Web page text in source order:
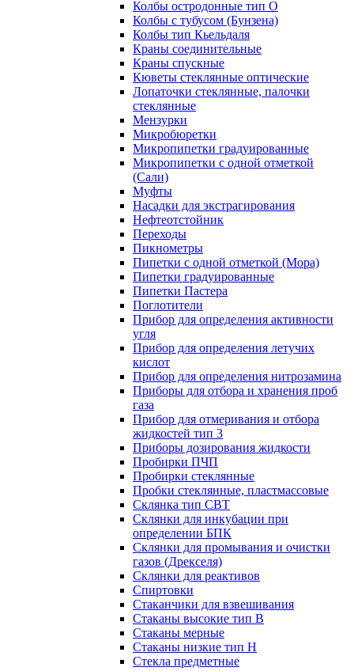
Колбы остродонные тип О
Колбы с тубусом (Бунзена)
Колбы тип Кьельдаля
Краны соединительные
Краны спускные
Кюветы стеклянные оптические
Лопаточки стеклянные, палочки
стеклянные
Мензурки
Микробюретки
Микропипетки градуированные
Микропипетки с одной отметкой
(Сали)
Муфты
Насадки для экстрагирования
Нефтеотстойник
Переходы
Пикнометры
Пипетки с одной отметкой (Мора)
Пипетки градуированные
Пипетки Пастера
Поглотители
Прибор для определения активности
угля
Прибор для определения летучих
кислот
Прибор для определения нитрозамина
Приборы для отбора и хранения проб
газа
Прибор для отмеривания и отбора
жидкостей тип 3
Приборы дозирования жидкости
Пробирки ПЧП
Пробирки стеклянные
Пробки стеклянные, пластмассовые
Склянка тип СВТ
Склянки для инкубации при
определении БПК
Склянки для промывания и очистки
газов (Дрекселя)
Склянки для реактивов
Спиртовки
Стаканчики для взвешивания
Стаканы высокие тип В
Стаканы мерные
Стаканы низкие тип Н
Стекла предметные